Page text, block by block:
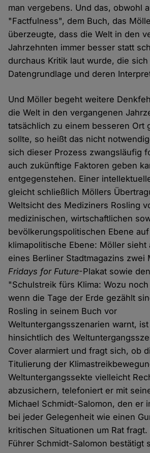
man vergebens. Und das, obwohl
"Factfulness", dem Buch, das
überzeugte, dass die Welt in den
Jahrzehnten immer besser statt
durchaus Kritik laut wurde, die
Datengrundlage und deren
Und Möller begeht weitere
die Welt in den vergangenen
tatsächlich zu einem besseren Ort
sollte, so heißt das nicht
sich dieser Prozess zwangsläufig
auch zukünftige Faktoren geben
entgegenstehen. Einer
gleicht schließlich Möllers
Weltsicht des Mediziners Rosling
medizinischen, wirtschaftlichen
bevölkerungspolitischen Ebene
klimapolitische Ebene: Möller sieht
eines Berliner Stadtmagazins zwei
Fridays for Future-Plakat sowie
"Schulstreik fürs Klima: Wozu
wenn die Tage der Erde gezählt
Rosling in seinem Buch vor
Weltuntergangsszenarien warnt,
hinsichtlich des
Cover alarmiert und fragt sich, ob
Titulierung der
Weltuntergangssekte vielleicht
abzusichern, telefoniert er mit
Michael Schmidt-Salomon, den er
bei jeder Gelegenheit wie einen
kritischen Situationen um Rat
Führer Schmidt-Salomon bestätigt